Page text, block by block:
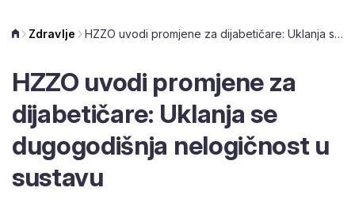
Zdravlje HZZO uvodi promjene za dijabetičare: Uklanja se dugogodišnja nelogičnost u sustavu
HZZO uvodi promjene za
dijabetičare: Uklanja se
dugogodišnja nelogičnost u
sustavu